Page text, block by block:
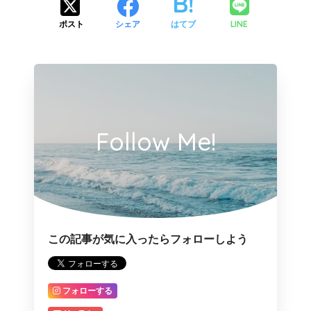
ポスト シェア はてブ LINE
Follow Me!
この記事が気に入ったらフォローしよう
フォローする